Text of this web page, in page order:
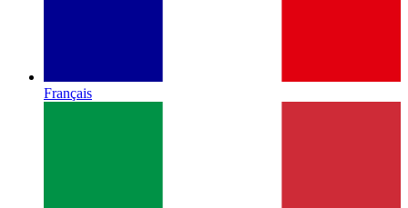
Français